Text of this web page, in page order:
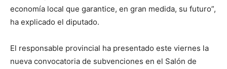
economía local que garantice, en gran medida, su futuro”,
ha explicado el diputado.
El responsable provincial ha presentado este viernes la
nueva convocatoria de subvenciones en el Salón de